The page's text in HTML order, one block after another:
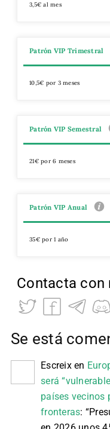
3,5€ al mes
Patrón VIP Trimestral
10,5€ por 3 meses
Patrón VIP Semestral
21€ por 6 meses
Patrón VIP Anual
35€ por 1 año
Contacta con
Se está
Escreixen
será
países vecinos
fronteras: “